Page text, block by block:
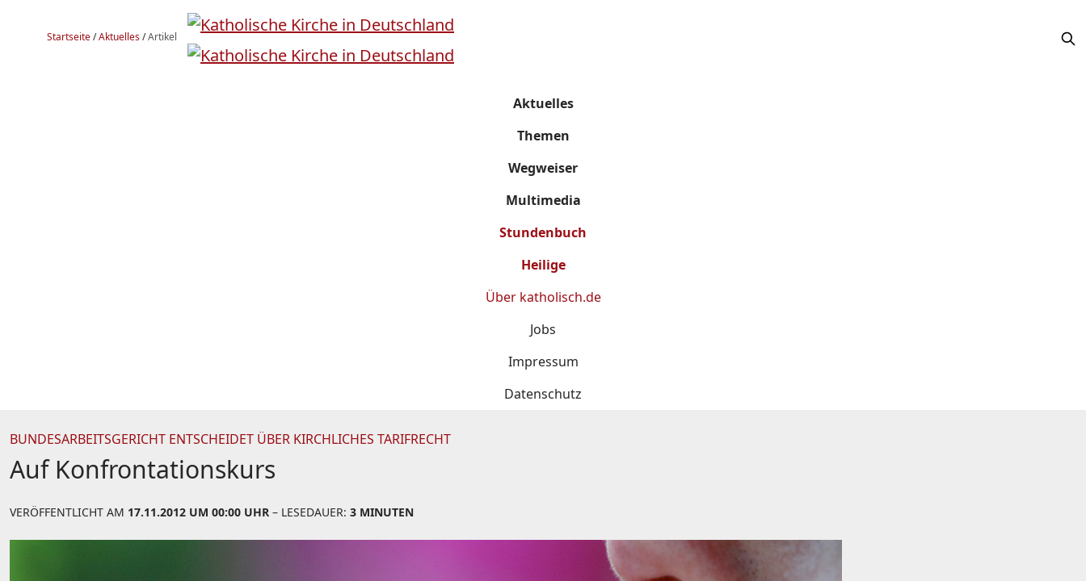
Startseite/Aktuelles/Artikel
Aktuelles
Themen
Wegweiser
Multimedia
Stundenbuch
Heilige
Über katholisch.de
Jobs
Impressum
Datenschutz
BUNDESARBEITSGERICHT ENTSCHEIDET ÜBER KIRCHLICHES TARIFRECHT
Auf Konfrontationskurs
VERÖFFENTLICHT AM 17.11.2012 UM 00:00 UHR – LESEDAUER: 3 MINUTEN